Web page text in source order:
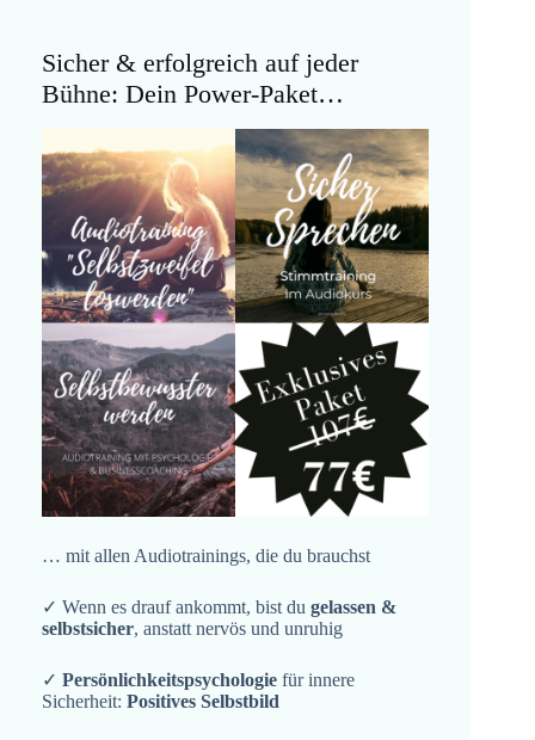
Sicher & erfolgreich auf jeder
Bühne: Dein Power-Paket…
… mit allen Audiotrainings, die du brauchst
✓ Wenn es drauf ankommt, bist du gelassen &
selbstsicher, anstatt nervös und unruhig
✓ Persönlichkeitspsychologie für innere
Sicherheit: Positives Selbstbild